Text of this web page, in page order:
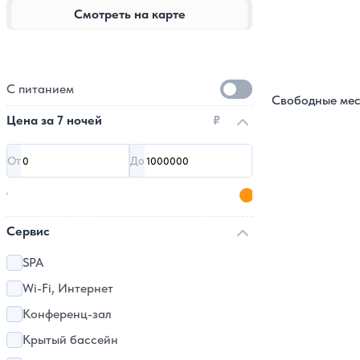
Смотреть на карте
Свободные
С питанием
Цена за 7 ночей ₽
От До
Сервис
SPA
Wi-Fi, Интернет
Конференц-зал
Крытый бассейн